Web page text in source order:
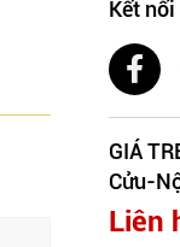
Kết
GIÁ
Cửu-
Liên